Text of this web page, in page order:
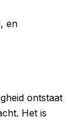
en
ontstaat
Het is